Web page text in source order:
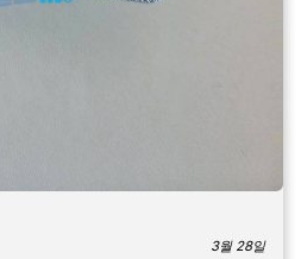
3월 28일